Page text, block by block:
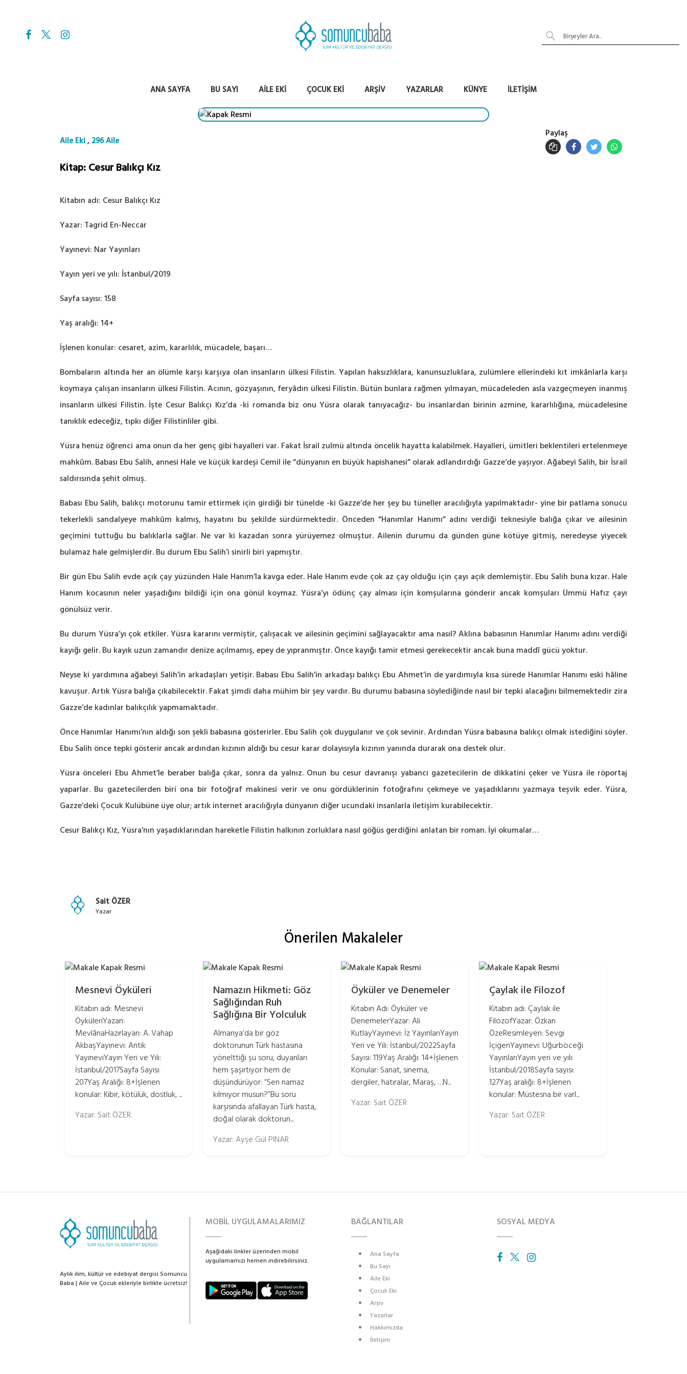
ANA SAYFA BU SAYI AILE EKI ÇOCUK EKI ARŞIV YAZARLAR KÜNYE İLETIŞIM
Aile Eki, 296 Aile
Paylaş
Kitap: Cesur Balıkçı Kız
Kitabın adı: Cesur Balıkçı Kız
Yazar: Tagrid En-Neccar
Yayınevi: Nar Yayınları
Yayın yeri ve yılı: İstanbul/2019
Sayfa sayısı: 158
Yaş aralığı: 14+
İşlenen konular: cesaret, azim, kararlılık, mücadele, başarı…
Bombaların altında her an ölümle karşı karşıya olan insanların ülkesi Filistin. Yapılan haksızlıklara, kanunsuzluklara, zulümlere ellerindeki kıt imkânlarla karşı
koymaya çalışan insanların ülkesi Filistin. Acının, gözyaşının, feryâdın ülkesi Filistin. Bütün bunlara rağmen yılmayan, mücadeleden asla vazgeçmeyen inanmış
insanların ülkesi Filistin. İşte Cesur Balıkçı Kız’da -ki romanda biz onu Yüsra olarak tanıyacağız- bu insanlardan birinin azmine, kararlılığına, mücadelesine
tanıklık edeceğiz, tıpkı diğer Filistinliler gibi.
Yüsra henüz öğrenci ama onun da her genç gibi hayalleri var. Fakat İsrail zulmü altında öncelik hayatta kalabilmek. Hayalleri, ümitleri beklentileri ertelenmeye
mahkûm. Babası Ebu Salih, annesi Hale ve küçük kardeşi Cemil ile “dünyanın en büyük hapishanesi” olarak adlandırdığı Gazze’de yaşıyor. Ağabeyi Salih, bir İsrail
saldırısında şehit olmuş.
Babası Ebu Salih, balıkçı motorunu tamir ettirmek için girdiği bir tünelde -ki Gazze’de her şey bu tüneller aracılığıyla yapılmaktadır- yine bir patlama sonucu
tekerlekli sandalyeye mahkûm kalmış, hayatını bu şekilde sürdürmektedir. Önceden “Hanımlar Hanımı” adını verdiği teknesiyle balığa çıkar ve ailesinin
geçimini tuttuğu bu balıklarla sağlar. Ne var ki kazadan sonra yürüyemez olmuştur. Ailenin durumu da günden güne kötüye gitmiş, neredeyse yiyecek
bulamaz hale gelmişlerdir. Bu durum Ebu Salih’i sinirli biri yapmıştır.
Bir gün Ebu Salih evde açık çay yüzünden Hale Hanım’la kavga eder. Hale Hanım evde çok az çay olduğu için çayı açık demlemiştir. Ebu Salih buna kızar. Hale
Hanım kocasının neler yaşadığını bildiği için ona gönül koymaz. Yüsra’yı ödünç çay alması için komşularına gönderir ancak komşuları Ümmü Hafız çayı
gönülsüz verir.
Bu durum Yüsra’yı çok etkiler. Yüsra kararını vermiştir, çalışacak ve ailesinin geçimini sağlayacaktır ama nasıl? Aklına babasının Hanımlar Hanımı adını verdiği
kayığı gelir. Bu kayık uzun zamandır denize açılmamış, epey de yıpranmıştır. Önce kayığı tamir etmesi gerekecektir ancak buna maddî gücü yoktur.
Neyse ki yardımına ağabeyi Salih’in arkadaşları yetişir. Babası Ebu Salih’in arkadaşı balıkçı Ebu Ahmet’in de yardımıyla kısa sürede Hanımlar Hanımı eski hâline
kavuşur. Artık Yüsra balığa çıkabilecektir. Fakat şimdi daha mühim bir şey vardır. Bu durumu babasına söylediğinde nasıl bir tepki alacağını bilmemektedir zira
Gazze’de kadınlar balıkçılık yapmamaktadır.
Önce Hanımlar Hanımı’nın aldığı son şekli babasına gösterirler. Ebu Salih çok duygulanır ve çok sevinir. Ardından Yüsra babasına balıkçı olmak istediğini söyler.
Ebu Salih önce tepki gösterir ancak ardından kızının aldığı bu cesur karar dolayısıyla kızının yanında durarak ona destek olur.
Yüsra önceleri Ebu Ahmet’le beraber balığa çıkar, sonra da yalnız. Onun bu cesur davranışı yabancı gazetecilerin de dikkatini çeker ve Yüsra ile röportaj
yaparlar. Bu gazetecilerden biri ona bir fotoğraf makinesi verir ve onu gördüklerinin fotoğrafını çekmeye ve yaşadıklarını yazmaya teşvik eder. Yüsra,
Gazze’deki Çocuk Kulübüne üye olur; artık internet aracılığıyla dünyanın diğer ucundaki insanlarla iletişim kurabilecektir.
Cesur Balıkçı Kız, Yüsra’nın yaşadıklarından hareketle Filistin halkının zorluklara nasıl göğüs gerdiğini anlatan bir roman. İyi okumalar…
Sait ÖZER
Yazar
Önerilen Makaleler
Mesnevi Öyküleri
Kitabın adı: Mesnevi
ÖyküleriYazan:
MevlânaHazırlayan: A. Vahap
AkbaşYayınevi: Antik
YayıneviYayın Yeri ve Yılı:
İstanbul/2017Sayfa Sayısı:
207Yaş Aralığı: 8+İşlenen
konular: Kibir, kötülük, dostluk, ...
Yazar: Sait ÖZER
Namazın Hikmeti: Göz
Sağlığından Ruh
Sağlığına Bir Yolculuk
Almanya’da bir göz
doktorunun Türk hastasına
yönelttiği şu soru, duyanları
hem şaşırtıyor hem de
düşündürüyor: “Sen namaz
kılmıyor musun?”Bu soru
karşısında afallayan Türk hasta,
doğal olarak doktorun...
Yazar: Ayşe Gül PINAR
Öyküler ve Denemeler
Kitabın Adı: Öyküler ve
DenemelerYazar: Ali
KutlayYayınevi: İz YayınlarıYayın
Yeri ve Yılı: İstanbul/2022Sayfa
Sayısı: 119Yaş Aralığı: 14+İşlenen
Konular: Sanat, sinema,
dergiler, hatıralar, Maraş, …N...
Yazar: Sait ÖZER
Çaylak ile Filozof
Kitabın adı: Çaylak ile
FilozofYazar: Özkan
ÖzeResimleyen: Sevgi
İçigenYayınevi: Uğurböceği
YayınlarıYayın yeri ve yılı:
İstanbul/2018Sayfa sayısı:
127Yaş aralığı: 8+İşlenen
konular: Müstesna bir varl...
Yazar: Sait ÖZER
Aylık ilim, kültür ve edebiyat dergisi Somuncu
Baba | Aile ve Çocuk ekleriyle birlikte ücretsiz!
MOBİL UYGULAMALARIMIZ
Aşağıdaki linkler üzerinden mobil
uygulamamızı hemen indirebilirsiniz.
BAĞLANTILAR
Ana Sayfa
Bu Sayı
Aile Eki
Çocuk Eki
Arşiv
Yazarlar
Hakkımızda
İletişim
SOSYAL MEDYA